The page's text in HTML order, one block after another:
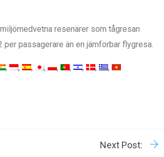
resenärer som tågresan
per passagerare än en jämförbar flygresa.
Next Post: